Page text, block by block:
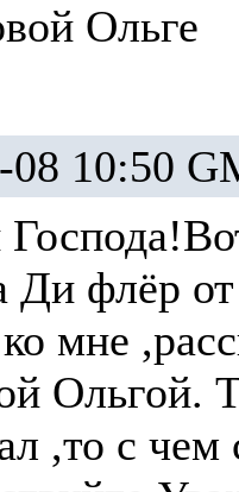
Ольге
08
Ди флёр
мне
Ольгой.
,то с